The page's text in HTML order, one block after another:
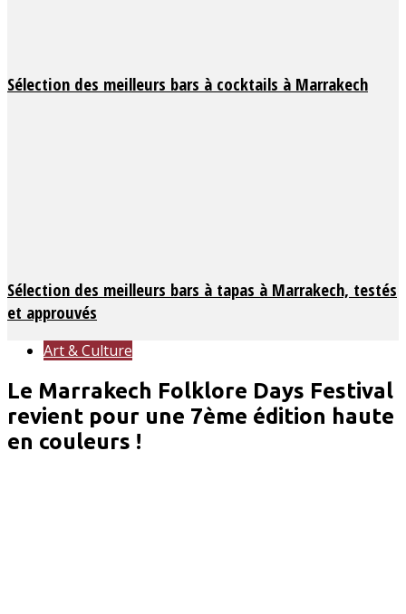
Sélection des meilleurs bars à cocktails à Marrakech
Sélection des meilleurs bars à tapas à Marrakech, testés
et approuvés
Art & Culture
Le Marrakech Folklore Days Festival
revient pour une 7ème édition haute
en couleurs !